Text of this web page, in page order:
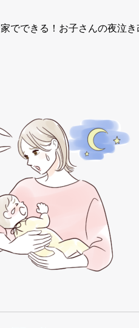
でできる！お子さんの夜泣き